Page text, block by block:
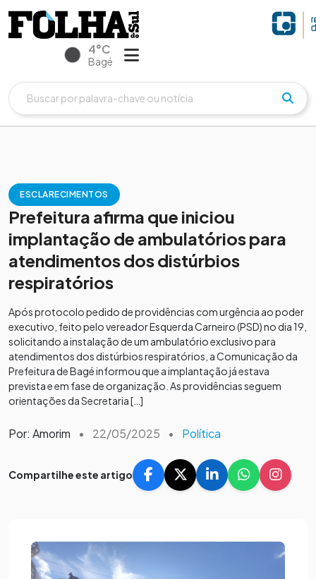
4°C
Bagé
ESCLARECIMENTOS
Prefeitura afirma que iniciou
implantação de ambulatórios para
atendimentos dos distúrbios
respiratórios
Após protocolo pedido de providências com urgência ao poder
executivo, feito pelo vereador Esquerda Carneiro (PSD) no dia 19,
solicitando a instalação de um ambulatório exclusivo para
atendimentos dos distúrbios respiratórios, a Comunicação da
Prefeitura de Bagé informou que a implantação já estava
prevista e em fase de organização. As providências seguem
orientações da Secretaria […]
Por: Amorim • 22/05/2025 • Política
Compartilhe este artigo